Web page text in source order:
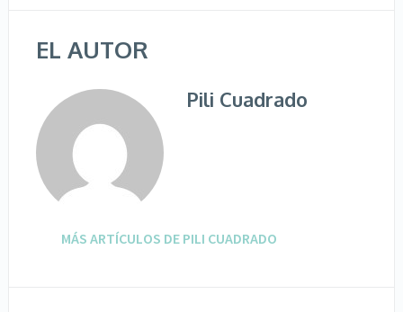
EL AUTOR
Pili Cuadrado
MÁS ARTÍCULOS DE PILI CUADRADO